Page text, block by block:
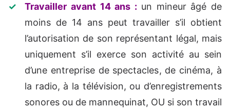
Travailler avant 14 ans : un mineur âgé de
moins de 14 ans peut travailler s’il obtient
l’autorisation de son représentant légal, mais
uniquement s’il exerce son activité au sein
d’une entreprise de spectacles, de cinéma, à
la radio, à la télévision, ou d’enregistrements
sonores ou de mannequinat, OU si son travail